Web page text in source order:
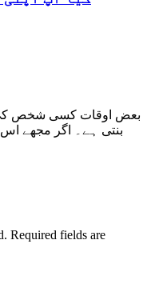
بعض اوقات کسی شخص
بنتی ہے۔ اگر مجھے اس
Required fields are